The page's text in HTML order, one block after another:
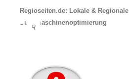
Regioseiten.de: Lokale & Regionale
Suchmaschinenoptimierung
☟